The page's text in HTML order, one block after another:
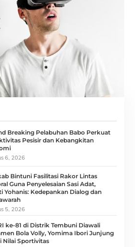
Breaking Pelabuhan Babo Perkuat
Pesisir dan Kebangkitan
6, 2026
Bintuni Fasilitasi Rakor Lintas
Guna Penyelesaian Sasi Adat,
Yohanis: Kedepankan Dialog dan
5, 2026
ke-81 di Distrik Tembuni Diawali
Bola Volly, Yomima Ibori Junjung
Nilai Sportivitas